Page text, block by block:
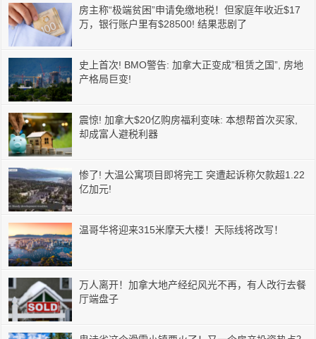
房主称“极端贫困”申请免缴地税！但家庭年收近$17
万，银行账户里有$28500! 结果悲剧了
史上首次! BMO警告: 加拿大正变成”租赁之国”, 房地
产格局巨变!
震惊! 加拿大$20亿购房福利变味: 本想帮首次买家,
却成富人避税利器
惨了! 大温公寓项目即将完工 突遭起诉称欠款超1.22
亿加元!
温哥华将迎来315米摩天大楼！天际线将改写！
万人离开！加拿大地产经纪风光不再，有人改行去餐
厅端盘子